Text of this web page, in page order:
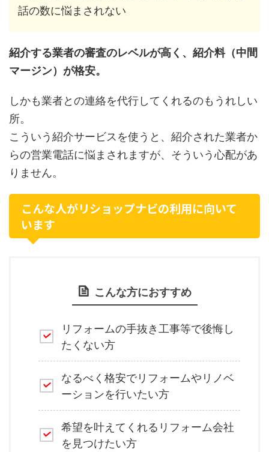
話の数に悩まされない
紹介する業者の審査のレベルが高く、紹介料（中間
マージン）が格安。
しかも業者との連絡を代行してくれるのもうれしい
所。
こういう紹介サービスを使うと、紹介された業者か
らの営業電話に悩まされますが、そういう心配があ
りません。
こんな人がリショップナビの利用に向いて
います
こんな方におすすめ
リフォームの手抜き工事等で後悔し
たくない方
なるべく格安でリフォームやリノベ
ーションを行いたい方
希望を叶えてくれるリフォーム会社
を見つけたい方